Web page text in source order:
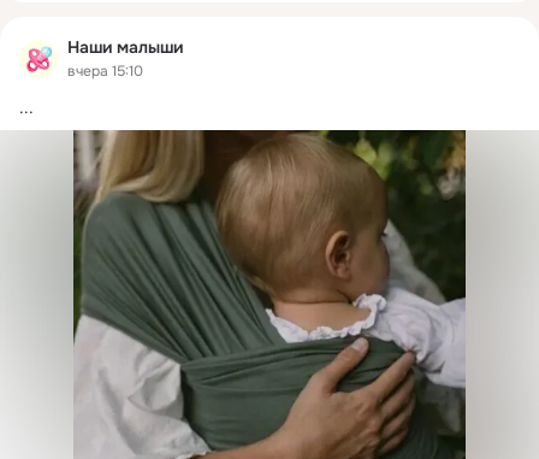
Наши малыши
вчера 15:10
...